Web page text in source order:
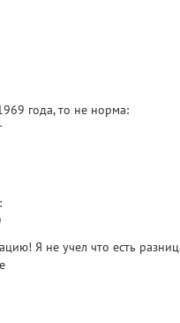
года, то не норма:
:
Я не учел что есть